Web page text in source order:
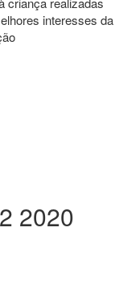
interesses da
2020